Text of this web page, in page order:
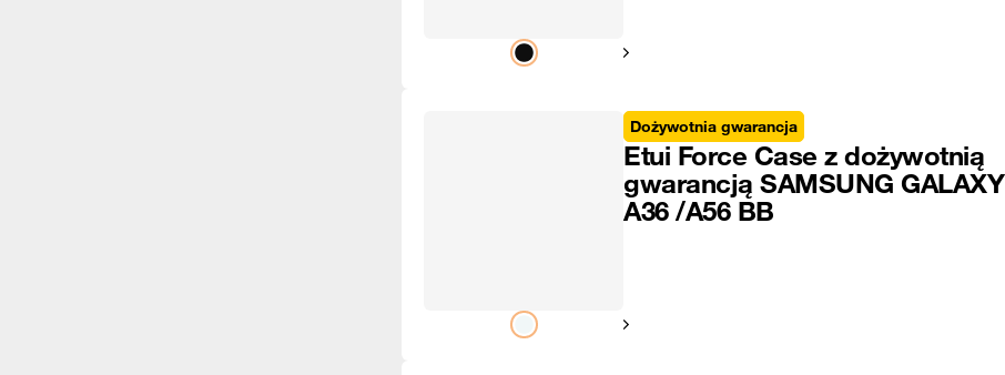
Pokaż następny
Pokaż następny
Dożywotnia gwarancja
Etui Force Case z dożywotnią
gwarancją SAMSUNG GALAXY
A36 /A56 BB